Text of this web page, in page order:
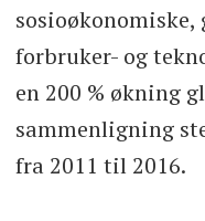
forbruker- og
en 200 % økning
sammenligning
fra 2011 til 2016.